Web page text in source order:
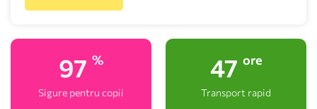
100 %
Sigure pentru copii
48 ore
Transport rapid